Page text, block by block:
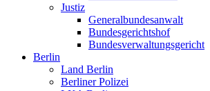
Justiz
Generalbundesanwalt
Bundesgerichtshof
Bundesverwaltungsgericht
Berlin
Land Berlin
Berliner Polizei